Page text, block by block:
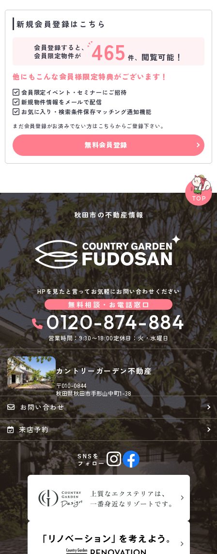
新規会員登録はこちら
会員登録すると、
会員限定物件が
465 件、 閲覧可能！
他にもこんな会員様限定特典がございます！
会員限定イベント・セミナーにご招待
新規物件情報をメールで配信
お気に入り・検索条件保存マッチング通知機能
まだ会員登録がお済みでない方はこちらからご登録下さい。
無料会員登録
秋田市の不動産情報
HPを見たと言ってお気軽にお問い合わせください
無料相談・お電話窓口
0120-874-884
営業時間：9:30〜18:00定休日：火・水曜日
カントリーガーデン不動産
〒010-0844
秋田県秋田市手形山中町1-38
お問い合わせ
来店予約
SNSを
フォロー